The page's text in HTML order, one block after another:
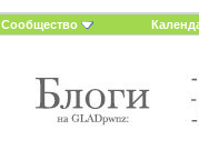
Сообщество